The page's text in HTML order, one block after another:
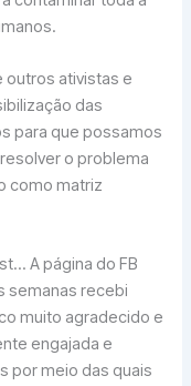
outros ativistas e
das
para que possamos
o problema
como matriz
A página do FB
semanas recebi
muito agradecido e
engajada e
por meio das quais